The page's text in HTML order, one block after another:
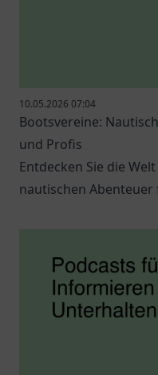
10.05.2026 07:04
Bootsvereine:
und Profis
Entdecken Sie die
nautischen